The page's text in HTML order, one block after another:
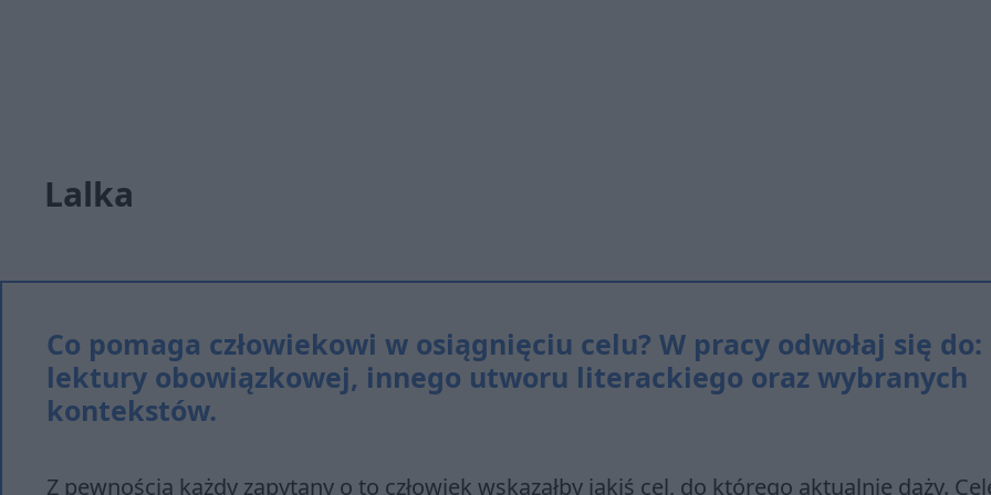
Lalka
Co pomaga człowiekowi w osiągnięciu celu? W pracy odwołaj się do:
lektury obowiązkowej, innego utworu literackiego oraz wybranych
kontekstów.
Z pewnością każdy zapytany o to człowiek wskazałby jakiś cel, do którego aktualnie dąży.